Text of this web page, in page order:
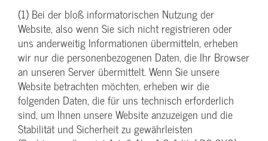
(1) Bei der bloß informatorischen Nutzung der
Website, also wenn Sie sich nicht registrieren oder
uns anderweitig Informationen übermitteln, erheben
wir nur die personenbezogenen Daten, die Ihr Browser
an unseren Server übermittelt. Wenn Sie unsere
Website betrachten möchten, erheben wir die
folgenden Daten, die für uns technisch erforderlich
sind, um Ihnen unsere Website anzuzeigen und die
Stabilität und Sicherheit zu gewährleisten